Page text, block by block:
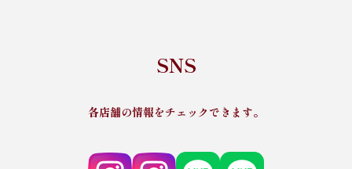
SNS
各店舗の情報をチェックできます。